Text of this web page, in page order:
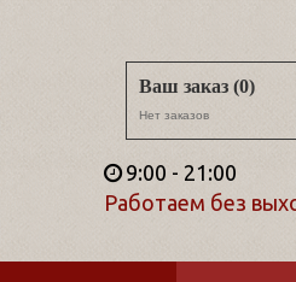
Ваш заказ (0)
Нет заказов
9:00 - 21:00
Работаем без